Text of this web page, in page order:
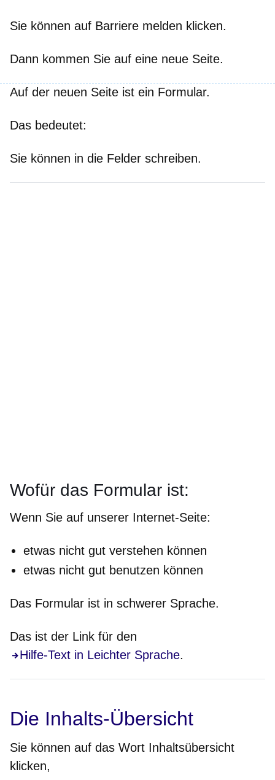
Sie können auf Barriere melden klicken.
Dann kommen Sie auf eine neue Seite.
Auf der neuen Seite ist ein Formular.
Das bedeutet:
Sie können in die Felder schreiben.
Wofür das Formular ist:
Wenn Sie auf unserer Internet-Seite:
etwas nicht gut verstehen können
etwas nicht gut benutzen können
Das Formular ist in schwerer Sprache.
Das ist der Link für den
Hilfe-Text in Leichter Sprache.
Die Inhalts-Übersicht
Sie können auf das Wort Inhaltsübersicht
klicken,